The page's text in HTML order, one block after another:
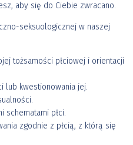
aby się do Ciebie zwracano.
seksuologicznej w naszej
tożsamości płciowej i orientacji
lub kwestionowania jej.
schematami płci.
zgodnie z płcią, z którą się